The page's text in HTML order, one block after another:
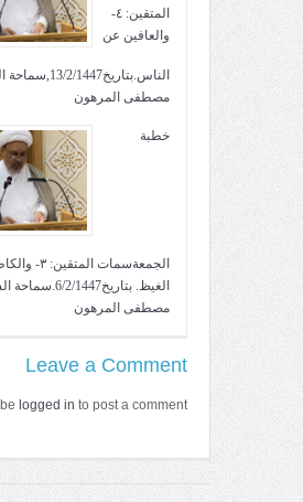
المتقين: ٤-
والعافين عن
الناس.بتاريخ13/2/
مصطفى المرهون
خطبة
الجمعةسمات
الغيظ. بتاريخ6/2/
مصطفى المرهون
Leave a Comment
logged in to post a comment.